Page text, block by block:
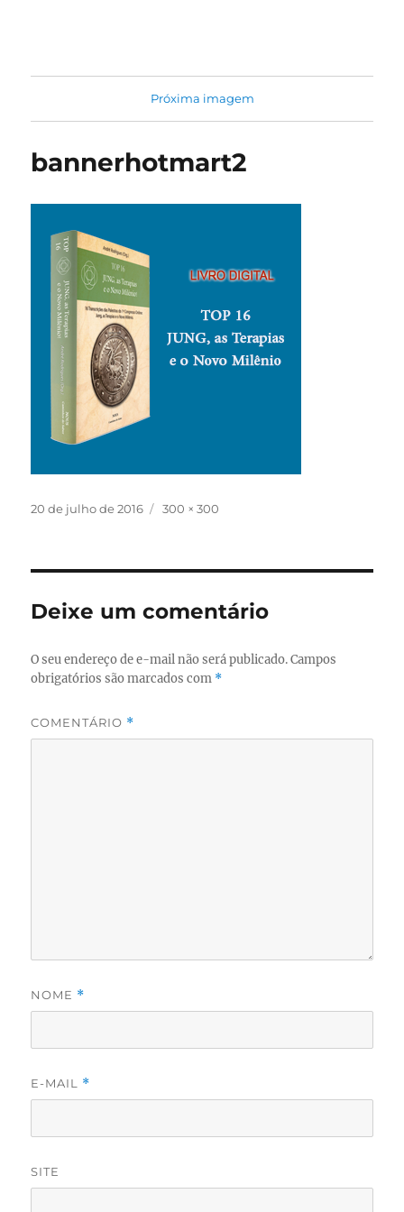
Próxima imagem
bannerhotmart2
Publicado
20 de julho de 2016
Tamanho
300 × 300
Deixe um comentário
O seu endereço de e-mail não será publicado. Campos
obrigatórios são marcados com *
COMENTÁRIO *
NOME *
E-MAIL *
SITE